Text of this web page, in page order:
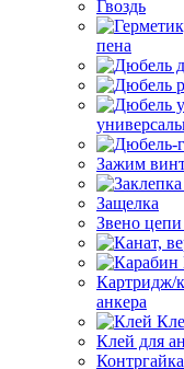
Гвоздь
пена
Зажим
Защелка
Звено
Картридж/
анкера
Клей для
Контргайка